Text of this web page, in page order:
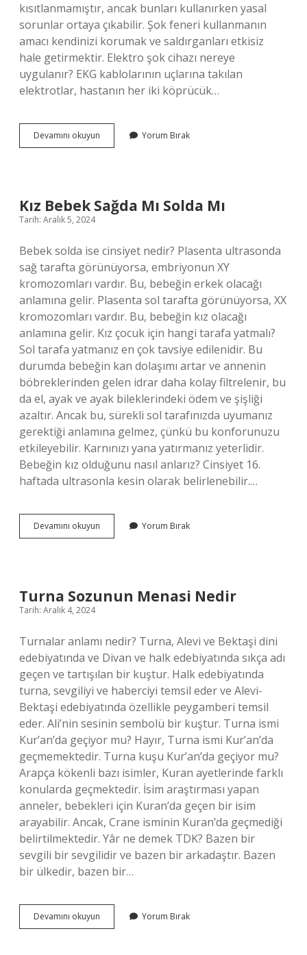
kısıtlanmamıştır, ancak bunları kullanırken yasal
sorunlar ortaya çıkabilir. Şok feneri kullanmanın
amacı kendinizi korumak ve saldırganları etkisiz
hale getirmektir. Elektro şok cihazı nereye
uygulanır? EKG kablolarının uçlarına takılan
elektrotlar, hastanın her iki köprücük…
Devamını okuyun Güvenlik
Elektro
Yorum Bırak
Kız Bebek Sağda Mı Solda Mı
Tarih: Aralık 5, 2024
Bebek solda ise cinsiyet nedir? Plasenta ultrasonda
sağ tarafta görünüyorsa, embriyonun XY
kromozomları vardır. Bu, bebeğin erkek olacağı
anlamına gelir. Plasenta sol tarafta görünüyorsa, XX
kromozomları vardır. Bu, bebeğin kız olacağı
anlamına gelir. Kız çocuk için hangi tarafa yatmalı?
Sol tarafa yatmanız en çok tavsiye edilenidir. Bu
durumda bebeğin kan dolaşımı artar ve annenin
böbreklerinden gelen idrar daha kolay filtrelenir, bu
da el, ayak ve ayak bileklerindeki ödem ve şişliği
azaltır. Ancak bu, sürekli sol tarafınızda uyumanız
gerektiği anlamına gelmez, çünkü bu konforunuzu
etkileyebilir. Karnınızı yana yatırmanız yeterlidir.
Bebeğin kız olduğunu nasıl anlarız? Cinsiyet 16.
haftada ultrasonla kesin olarak belirlenebilir.…
Devamını okuyun
Bebek
Yorum Bırak
Turna Sozunun Menasi Nedir
Tarih: Aralık 4, 2024
Turnalar anlamı nedir? Turna, Alevi ve Bektaşi dini
edebiyatında ve Divan ve halk edebiyatında sıkça adı
geçen ve tartışılan bir kuştur. Halk edebiyatında
turna, sevgiliyi ve haberciyi temsil eder ve Alevi-
Bektaşi edebiyatında özellikle peygamberi temsil
eder. Ali’nin sesinin sembolü bir kuştur. Turna ismi
Kur’an’da geçiyor mu? Hayır, Turna ismi Kur’an’da
geçmemektedir. Turna kuşu Kur’an’da geçiyor mu?
Arapça kökenli bazı isimler, Kuran ayetlerinde farklı
konularda geçmektedir. İsim araştırması yapan
anneler, bebekleri için Kuran’da geçen bir isim
arayabilir. Ancak, Crane isminin Kuran’da geçmediği
belirtilmektedir. Yâr ne demek TDK? Bazen bir
sevgili bir sevgilidir ve bazen bir arkadaştır. Bazen
bir ülkedir, bazen bir…
Devamını okuyun
Sozunun
Yorum Bırak